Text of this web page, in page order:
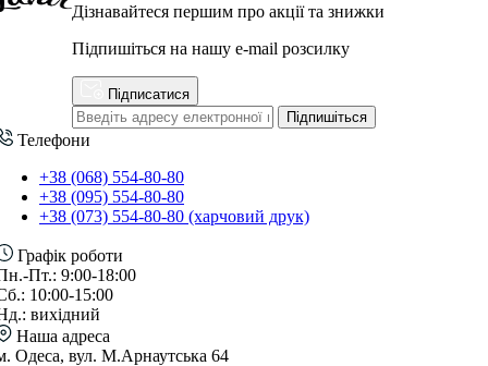
Дізнавайтеся першим про акції та знижки
Підпишіться на нашу e-mail розсилку
Підписатися
Підпишіться
Телефони
+38 (068) 554-80-80
+38 (095) 554-80-80
+38 (073) 554-80-80 (харчовий друк)
Графік роботи
Пт.: 9:00-18:00
10:00-15:00
вихідний
Наша адреса
Одеса, вул. М.Арнаутська 64